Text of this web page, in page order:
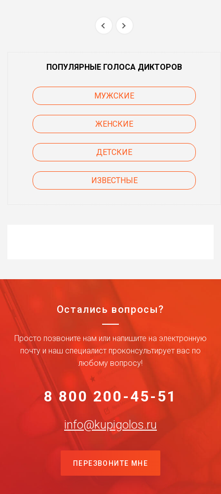
ПОПУЛЯРНЫЕ ГОЛОСА ДИКТОРОВ
МУЖСКИЕ
ЖЕНСКИЕ
ДЕТСКИЕ
ИЗВЕСТНЫЕ
Остались вопросы?
Просто позвоните нам или напишите на электронную
почту и наш специалист проконсультирует вас по
любому вопросу!
8 800 200-45-51
info@kupigolos.ru
ПЕРЕЗВОНИТЕ МНЕ